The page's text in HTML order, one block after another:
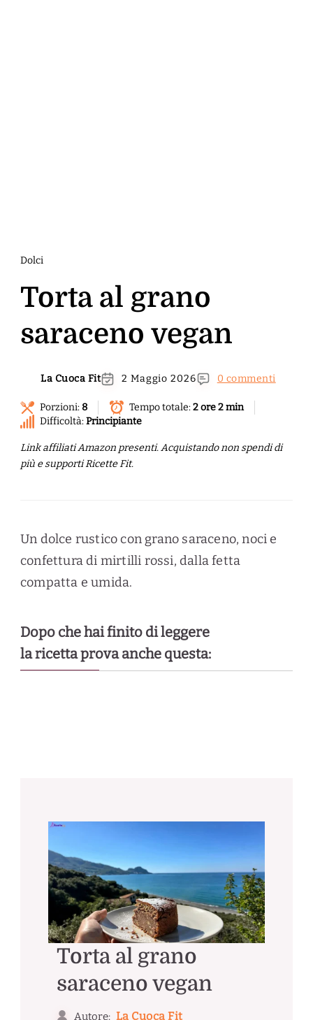
Dolci
Torta al grano
saraceno vegan
La Cuoca Fit 2 Maggio 2026 0 commenti
Porzioni:8 Tempo totale:2 ore 2 min
Difficoltà:Principiante
Link affiliati Amazon presenti. Acquistando non spendi di
più e supporti Ricette Fit.
Un dolce rustico con grano saraceno, noci e
confettura di mirtilli rossi, dalla fetta
compatta e umida.
Dopo che hai finito di leggere
la ricetta prova anche questa:
Torta al grano
saraceno vegan
Autore: La Cuoca Fit